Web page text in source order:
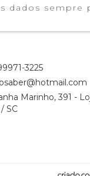
dados sempre
3225
Marinho, 391 -
SC